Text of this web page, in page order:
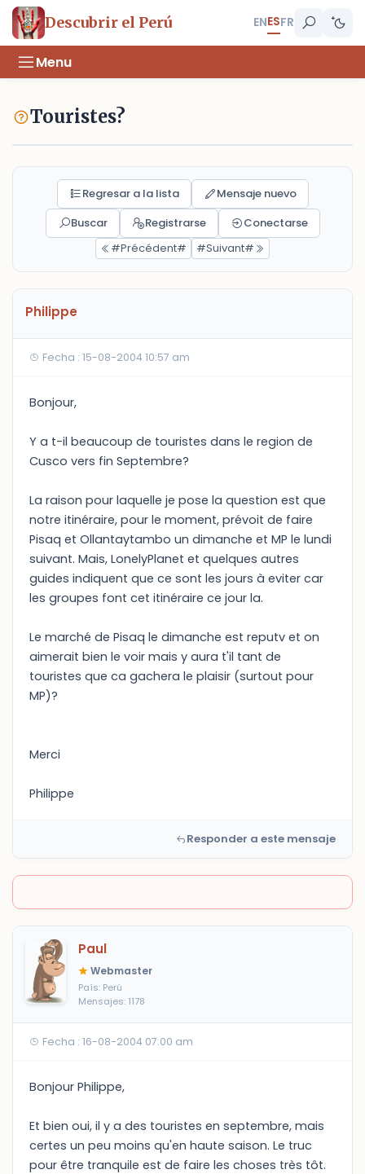
Descubrir el Perú ENESFR
Menu
Touristes?
Regresar a la lista
Mensaje nuevo
Buscar
Registrarse
Conectarse
#Précédent#
#Suivant#
Philippe
Fecha : 15-08-2004 10:57 am
Bonjour,
Y a t-il beaucoup de touristes dans le region de
Cusco vers fin Septembre?
La raison pour laquelle je pose la question est que
notre itinéraire, pour le moment, prévoit de faire
Pisaq et Ollantaytambo un dimanche et MP le lundi
suivant. Mais, LonelyPlanet et quelques autres
guides indiquent que ce sont les jours à eviter car
les groupes font cet itinéraire ce jour la.
Le marché de Pisaq le dimanche est reputv et on
aimerait bien le voir mais y aura t'il tant de
touristes que ca gachera le plaisir (surtout pour
MP)?
Merci
Philippe
Responder a este mensaje
Paul
Webmaster
País: Perú
Mensajes: 1178
Fecha : 16-08-2004 07:00 am
Bonjour Philippe,
Et bien oui, il y a des touristes en septembre, mais
certes un peu moins qu'en haute saison. Le truc
pour être tranquile est de faire les choses très tôt.